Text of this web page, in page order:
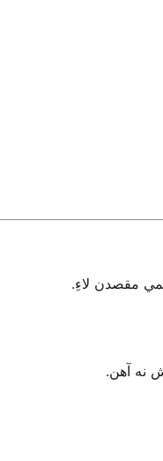
مقصدن لاءِ.
نه آهن.